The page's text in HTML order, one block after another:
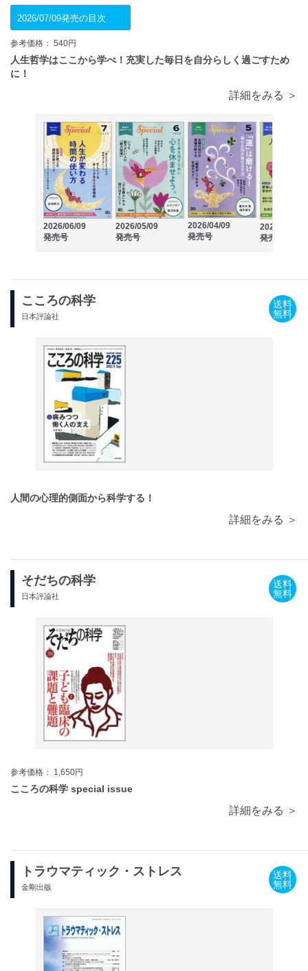
2026/07/09発売の目次
参考価格： 540円
人生哲学はここから学べ！充実した毎日を自分らしく過ごすため
に！
詳細をみる ＞
2026/06/09
発売号
2026/05/09
発売号
2026/04/09
発売号
2026/03/09
発売号
こころの科学
日本評論社
送料
無料
人間の心理的側面から科学する！
詳細をみる ＞
そだちの科学
日本評論社
送料
無料
参考価格： 1,650円
こころの科学 special issue
詳細をみる ＞
トラウマティック・ストレス
金剛出版
送料
無料